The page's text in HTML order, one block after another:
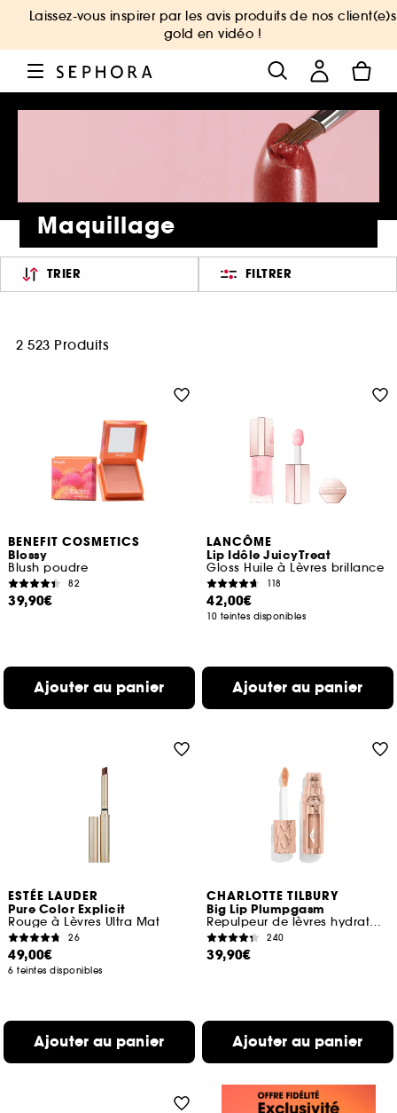
Laissez-vous inspirer par les avis produits de nos client(e)s
gold en vidéo !
Maquillage
TRIER FILTRER
2 523 Produits
BENEFIT COSMETICS
Blossy
Blush poudre
82
39,90€
Ajouter au panier
LANCÔME
Lip Idôle JuicyTreat
Gloss Huile à Lèvres brillance
118
42,00€
10 teintes disponibles
Ajouter au panier
ESTÉE LAUDER
Pure Color Explicit
Rouge à Lèvres Ultra Mat
26
49,00€
6 teintes disponibles
Ajouter au panier
CHARLOTTE TILBURY
Big Lip Plumpgasm
Repulpeur de lèvres hydratant
240
39,90€
Ajouter au panier